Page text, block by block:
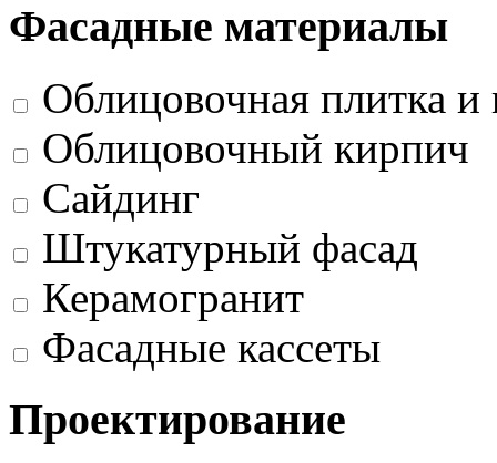
Фасадные материалы
Облицовочная плитка и
Облицовочный кирпич
Сайдинг
Штукатурный фасад
Керамогранит
Фасадные кассеты
Проектирование